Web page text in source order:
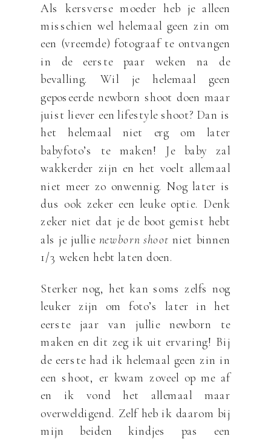
Als kersverse moeder heb je alleen
misschien wel helemaal geen zin om
een (vreemde) fotograaf te ontvangen
in de eerste paar weken na de
bevalling. Wil je helemaal geen
geposeerde newborn shoot doen maar
juist liever een lifestyle shoot? Dan is
het helemaal niet erg om later
babyfoto’s te maken! Je baby zal
wakkerder zijn en het voelt allemaal
niet meer zo onwennig. Nog later is
dus ook zeker een leuke optie. Denk
zeker niet dat je de boot gemist hebt
als je jullie newborn shoot niet binnen
1/3 weken hebt laten doen.
Sterker nog, het kan soms zelfs nog
leuker zijn om foto’s later in het
eerste jaar van jullie newborn te
maken en dit zeg ik uit ervaring! Bij
de eerste had ik helemaal geen zin in
een shoot, er kwam zoveel op me af
en ik vond het allemaal maar
overweldigend. Zelf heb ik daarom bij
mijn beiden kindjes pas een